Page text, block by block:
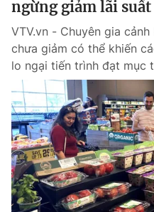
ngừng giảm lãi suất
VTV.vn - Chuyên gia
chưa giảm có thể khiến
lo ngại tiến trình đạt mục